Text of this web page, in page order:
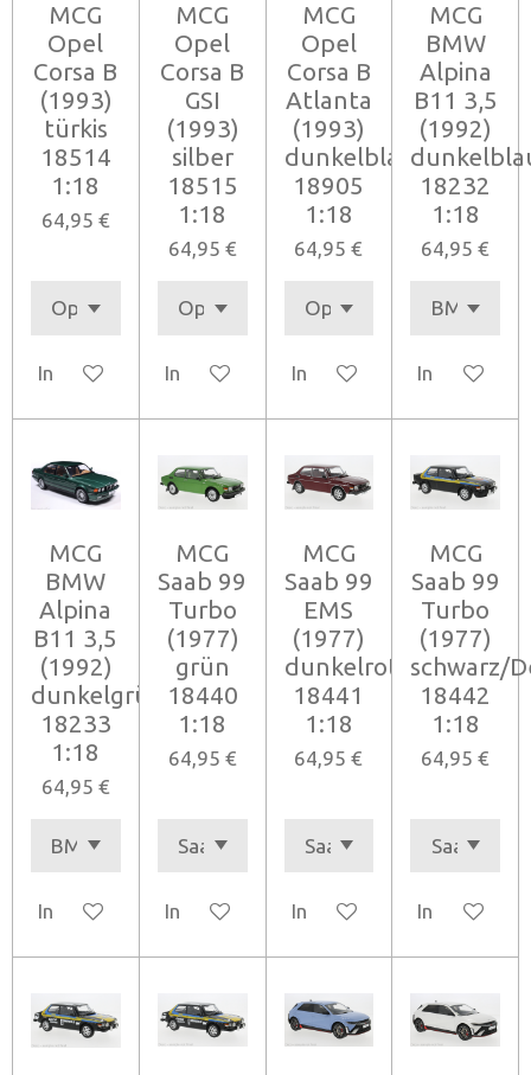
MCG
Opel
Corsa B
(1993)
türkis
18514
1:18
64,95 €
In den Warenkorb
MCG
Opel
Corsa B
GSI
(1993)
silber
18515
1:18
64,95 €
In den Warenkorb
MCG
Opel
Corsa B
Atlanta
(1993)
dunkelblau
18905
1:18
64,95 €
In den Warenkorb
MCG
BMW
Alpina
B11 3,5
(1992)
18232
1:18
64,95 €
In den
MCG
BMW
Alpina
B11 3,5
(1992)
dunkelgrün
18233
1:18
64,95 €
In den Warenkorb
MCG
Saab 99
Turbo
(1977)
grün
18440
1:18
64,95 €
In den Warenkorb
MCG
Saab 99
EMS
(1977)
dunkelrot
18441
1:18
64,95 €
In den Warenkorb
MCG
Saab 99
Turbo
(1977)
schwarz/
18442
1:18
64,95 €
In den